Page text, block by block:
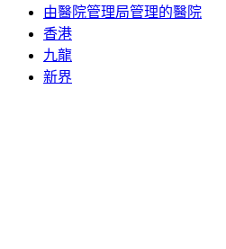
由醫院管理局管理的醫院
香港
九龍
新界